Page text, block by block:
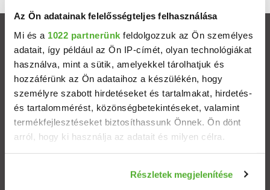
Az Ön adatainak felelősségteljes felhasználása
Mi és a 1022 partnerünk feldolgozzuk az Ön személyes
adatait, így például az Ön IP-címét, olyan technológiákat
használva, mint a sütik, amelyekkel tárolhatjuk és
hozzáférünk az Ön adataihoz a készülékén, hogy
személyre szabott hirdetéseket és tartalmakat, hirdetés-
és tartalommérést, közönségbetekintéseket, valamint
termékfejlesztéseket biztosíthassunk Önnek. Ön dönt
arról, hogy ki használja az adatait és milyen célra.
Információgyűjtés az Ön földrajzi elhelyezkedéséről
Részletek megjelenítése
Ingatlanok
Eladó házak
Eladó lakások
Települések